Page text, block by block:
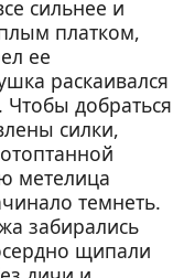
сильнее и
платком,
ее
раскаивался
Чтобы добраться
силки,
метелица
темнеть.
забирались
щипали